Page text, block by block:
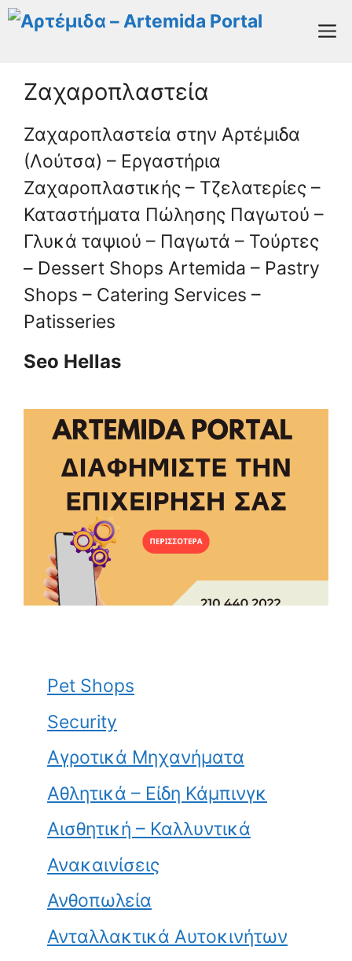
Μετάβαση
Ζαχαροπλαστεία
Ζαχαροπλαστεία στην Αρτέμιδα
(Λούτσα) – Εργαστήρια
Ζαχαροπλαστικής – Τζελατερίες –
Καταστήματα Πώλησης Παγωτού –
Γλυκά ταψιού – Παγωτά – Τούρτες
– Dessert Shops Artemida – Pastry
Shops – Catering Services –
Patisseries
Seo Hellas
Pet Shops
Security
Αγροτικά Μηχανήματα
Αθλητικά – Είδη Κάμπινγκ
Αισθητική – Καλλυντικά
Ανακαινίσεις
Ανθοπωλεία
Ανταλλακτικά Αυτοκινήτων